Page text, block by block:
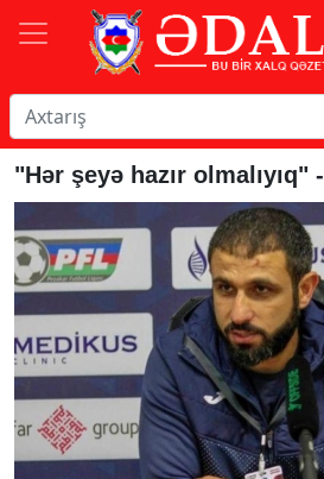
"Hər şeyə hazır olmalıyıq" -